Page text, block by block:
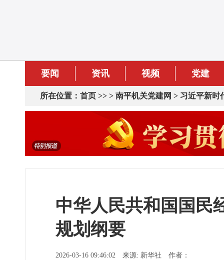
要闻 资讯 视频 党建
所在位置： 首页 >> > 南平机关党建网 > 习近平新时
中华人民共和国国民
规划纲要
2026-03-16 09:46:02 来源: 新华社 作者：